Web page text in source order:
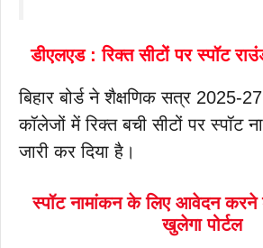
डीएलएड : रिक्त सीटों पर स्पॉट
बिहार बोर्ड ने शैक्षणिक सत्र 2025-
कॉलेजों में रिक्त बची सीटों पर स्पॉट
जारी कर दिया है।
स्पॉट नामांकन के लिए आवेदन करने
खुलेगा पोर्टल